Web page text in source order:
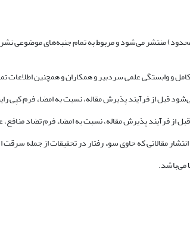
محدود) منتشر می‌شود و مربوط به تمام جنبه‌های